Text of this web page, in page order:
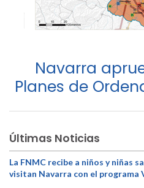
Navarra
Planes de
Últimas Noticias
La FNMC recibe a niños y niñas
visitan Navarra con el programa